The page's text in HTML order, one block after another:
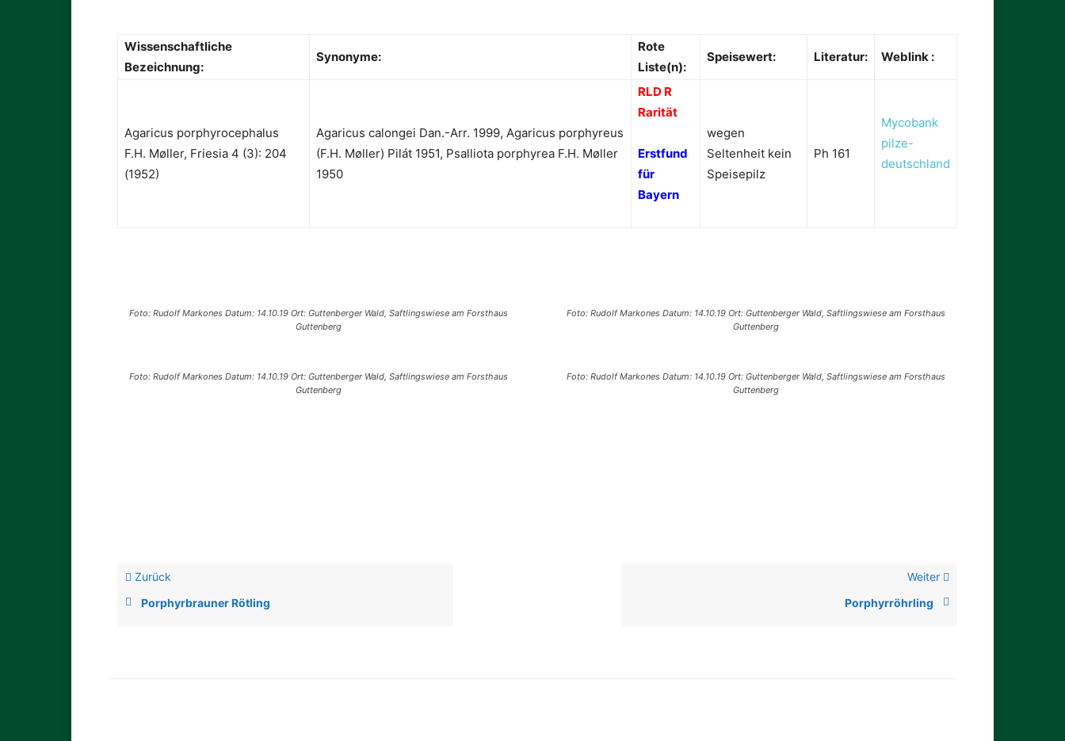
Wissenschaftliche
Bezeichnung:
Synonyme:
Rote
Liste(n):
Speisewert: Literatur: Weblink :
Agaricus porphyrocephalus
F.H. Møller, Friesia 4 (3): 204
(1952)
Agaricus calongei Dan.-Arr. 1999, Agaricus porphyreus
(F.H. Møller) Pilát 1951, Psalliota porphyrea F.H. Møller
1950
RLD R
Rarität
Erstfund
für
Bayern
wegen
Seltenheit kein
Speisepilz
Ph 161
Mycobank
pilze-
deutschland
Foto: Rudolf Markones Datum: 14.10.19 Ort: Guttenberger Wald, Saftlingswiese am Forsthaus
Guttenberg
Foto: Rudolf Markones Datum: 14.10.19 Ort: Guttenberger Wald, Saftlingswiese am Forsthaus
Guttenberg
Foto: Rudolf Markones Datum: 14.10.19 Ort: Guttenberger Wald, Saftlingswiese am Forsthaus
Guttenberg
Foto: Rudolf Markones Datum: 14.10.19 Ort: Guttenberger Wald, Saftlingswiese am Forsthaus
Guttenberg
Zurück
Porphyrbrauner Rötling
Weiter
Porphyrröhrling